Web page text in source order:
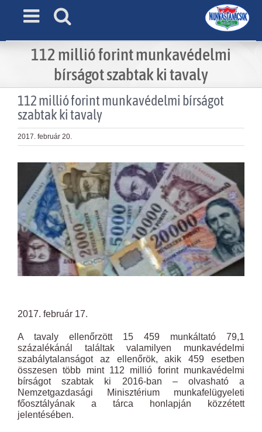
112 millió forint munkavédelmi
bírságot szabtak ki tavaly
112 millió forint munkavédelmi bírságot
szabtak ki tavaly
2017. február 20.
Larger
Image
2017. február 17.
A tavaly ellenőrzött 15 459 munkáltató 79,1
százalékánál találtak valamilyen munkavédelmi
szabálytalanságot az ellenőrök, akik 459 esetben
összesen több mint 112 millió forint munkavédelmi
bírságot szabtak ki 2016-ban – olvasható a
Nemzetgazdasági Minisztérium munkafelügyeleti
főosztályának a tárca honlapján közzétett
jelentésében.